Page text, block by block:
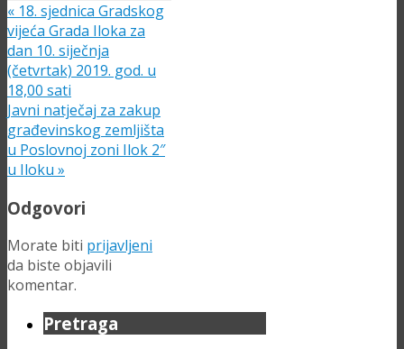
« 18. sjednica Gradskog
vijeća Grada Iloka za
dan 10. siječnja
(četvrtak) 2019. god. u
18,00 sati
Javni natječaj za zakup
građevinskog zemljišta
u Poslovnoj zoni Ilok 2″
u Iloku »
Odgovori
Morate biti prijavljeni
da biste objavili
komentar.
Pretraga